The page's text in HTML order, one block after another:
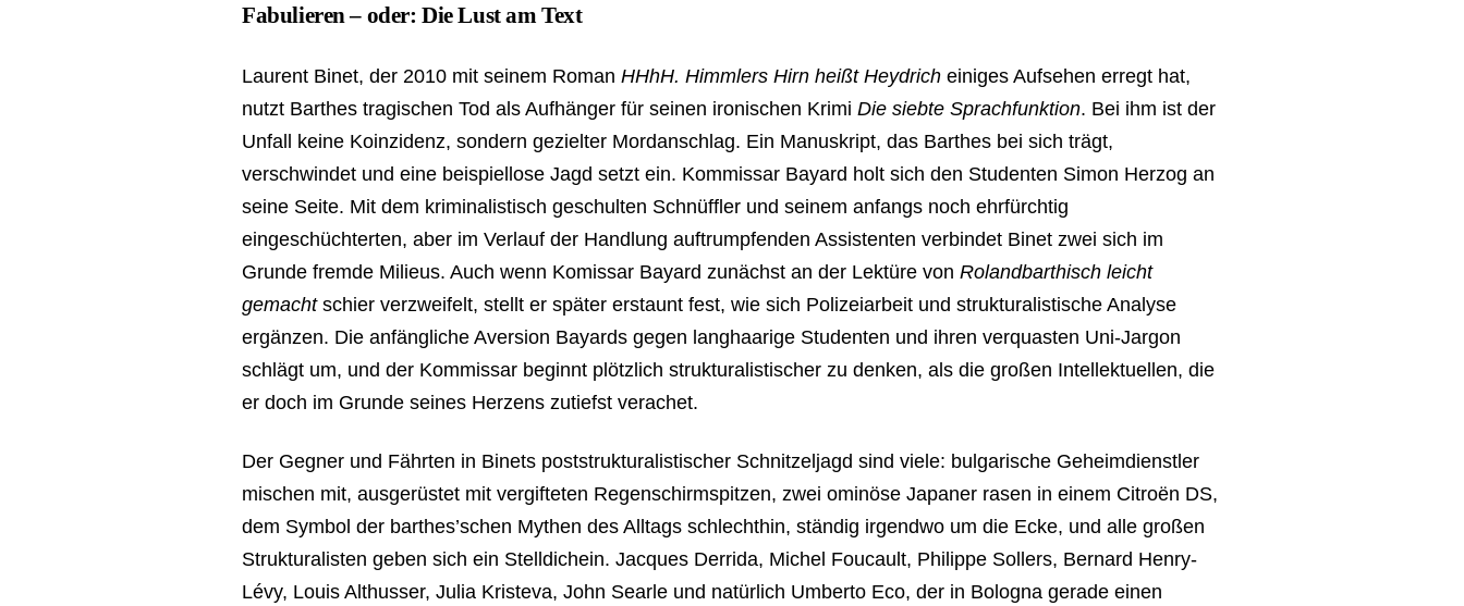
Fabulieren – oder: Die Lust am Text
Laurent Binet, der 2010 mit seinem Roman HHhH. Himmlers Hirn heißt Heydrich einiges Aufsehen erregt hat,
nutzt Barthes tragischen Tod als Aufhänger für seinen ironischen Krimi Die siebte Sprachfunktion. Bei ihm ist der
Unfall keine Koinzidenz, sondern gezielter Mordanschlag. Ein Manuskript, das Barthes bei sich trägt,
verschwindet und eine beispiellose Jagd setzt ein. Kommissar Bayard holt sich den Studenten Simon Herzog an
seine Seite. Mit dem kriminalistisch geschulten Schnüffler und seinem anfangs noch ehrfürchtig
eingeschüchterten, aber im Verlauf der Handlung auftrumpfenden Assistenten verbindet Binet zwei sich im
Grunde fremde Milieus. Auch wenn Komissar Bayard zunächst an der Lektüre von Rolandbarthisch leicht
gemachtschier verzweifelt, stellt er später erstaunt fest, wie sich Polizeiarbeit und strukturalistische Analyse
ergänzen. Die anfängliche Aversion Bayards gegen langhaarige Studenten und ihren verquasten Uni-Jargon
schlägt um, und der Kommissar beginnt plötzlich strukturalistischer zu denken, als die großen Intellektuellen, die
er doch im Grunde seines Herzens zutiefst verachet.
Der Gegner und Fährten in Binets poststrukturalistischer Schnitzeljagd sind viele: bulgarische Geheimdienstler
mischen mit, ausgerüstet mit vergifteten Regenschirmspitzen, zwei ominöse Japaner rasen in einem Citroën DS,
dem Symbol der barthes’schen Mythen des Alltags schlechthin, ständig irgendwo um die Ecke, und alle großen
Strukturalisten geben sich ein Stelldichein. Jacques Derrida, Michel Foucault, Philippe Sollers, Bernard Henry-
Lévy, Louis Althusser, Julia Kristeva, John Searle und natürlich Umberto Eco, der in Bologna gerade einen